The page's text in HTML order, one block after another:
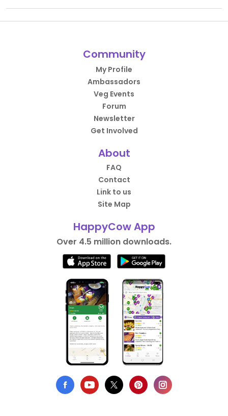
Community
My Profile
Ambassadors
Veg Events
Forum
Newsletter
Get Involved
About
FAQ
Contact
Link to us
Site Map
HappyCow App
Over 4.5 million downloads.